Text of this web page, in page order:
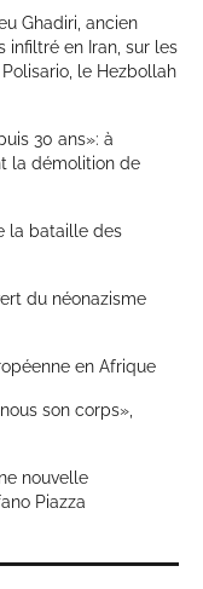
Ghadiri, ancien
infiltré en Iran, sur les
le Hezbollah
30 ans»: à
la démolition de
la bataille des
du néonazisme
en Afrique
son corps»,
nouvelle
Piazza